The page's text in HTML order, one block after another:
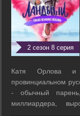
2 сезон 8 серия
Катя Орлова и
провинциальном
- обычный
миллиардера,
родителей в